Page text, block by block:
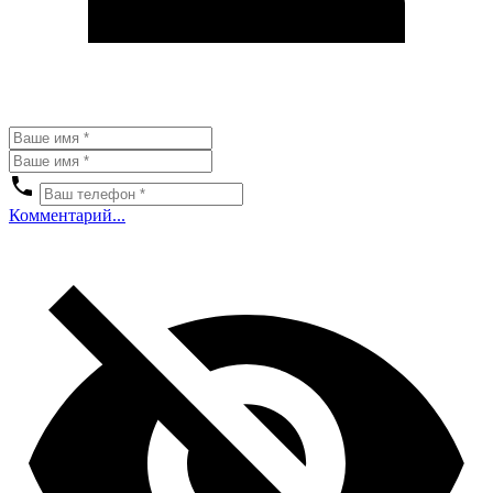
Комментарий...